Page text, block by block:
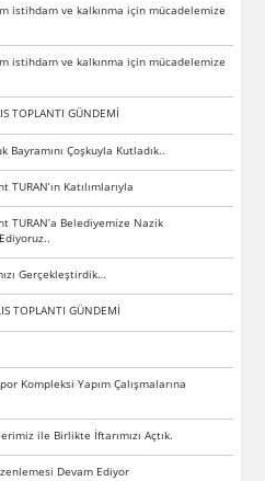
istihdam ve kalkınma için mücadelemize
istihdam ve kalkınma için mücadelemize
TOPLANTI GÜNDEMİ
Çoşkuyla Kutladık..
TURAN’ın Katılımlarıyla
TURAN’a Belediyemize Nazik
Gerçekleştirdik…
TOPLANTI GÜNDEMİ
Kompleksi Yapım Çalışmalarına
ile Birlikte İftarımızı Açtık.
Devam Ediyor